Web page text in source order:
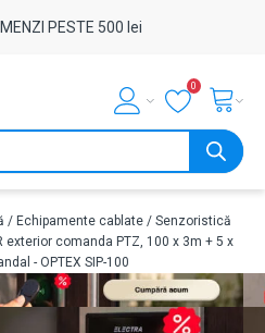
PESTE 500 lei
0
/ Echipamente cablate / Senzoristică
comanda PTZ, 100 x 3m + 5 x
- OPTEX SIP-100